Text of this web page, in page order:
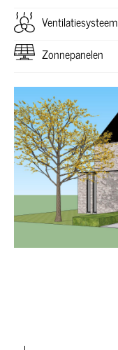
Ventilatiesysteem
Zonnepanelen